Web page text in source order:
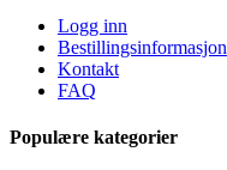
Logg inn
Bestillingsinformasjon
Kontakt
FAQ
Populære kategorier